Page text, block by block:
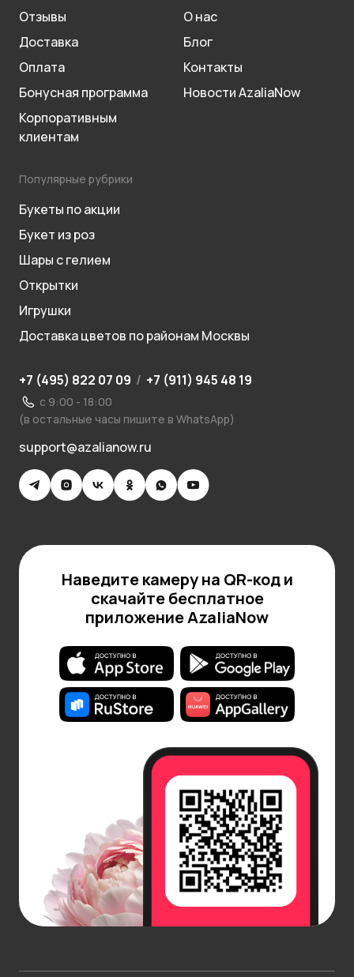
Отзывы
Доставка
Оплата
Бонусная программа
Корпоративным
клиентам
О нас
Блог
Контакты
Новости AzaliaNow
Популярные рубрики
Букеты по акции
Букет из роз
Шары с гелием
Открытки
Игрушки
Доставка цветов по районам Москвы
+7 (495) 822 07 09 / +7 (911) 945 48 19
с 9:00 - 18:00
(в остальные часы пишите в WhatsApp)
support@azalianow.ru
Наведите камеру на QR-код и
скачайте бесплатное
приложение AzaliaNow